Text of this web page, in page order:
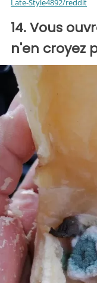
Late-Style4892/reddit
14. Vous
n'en croyez